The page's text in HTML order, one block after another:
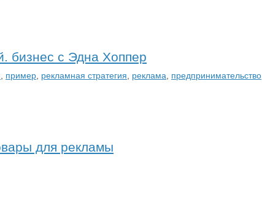
бизнес с Эдна Хоппер
пример рекламная стратегия реклама предпринимательство
для рекламы